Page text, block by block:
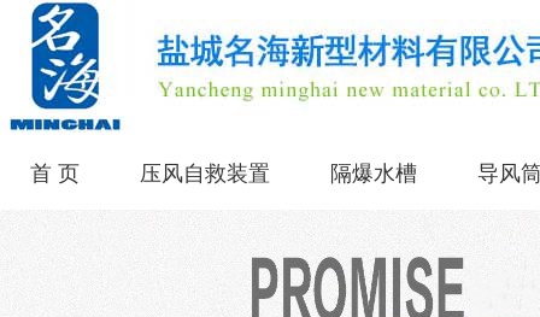
首 页 压风自救装置 隔爆水槽 导风